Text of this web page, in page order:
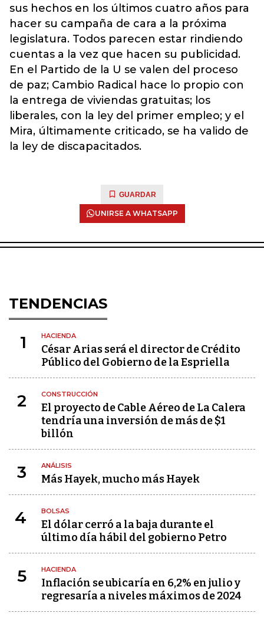
sus hechos en los últimos cuatro años para
hacer su campaña de cara a la próxima
legislatura. Todos parecen estar rindiendo
cuentas a la vez que hacen su publicidad.
En el Partido de la U se valen del proceso
de paz; Cambio Radical hace lo propio con
la entrega de viviendas gratuitas; los
liberales, con la ley del primer empleo; y el
Mira, últimamente criticado, se ha valido de
la ley de discapacitados.
GUARDAR
UNIRSE A WHATSAPP
TENDENCIAS
1 HACIENDA
César Arias será el director de Crédito
Público del Gobierno de la Espriella
2 CONSTRUCCIÓN
El proyecto de Cable Aéreo de La Calera
tendría una inversión de más de $1
billón
3 ANÁLISIS
Más Hayek, mucho más Hayek
4 BOLSAS
El dólar cerró a la baja durante el
último día hábil del gobierno Petro
5 HACIENDA
Inflación se ubicaría en 6,2% en julio y
regresaría a niveles máximos de 2024